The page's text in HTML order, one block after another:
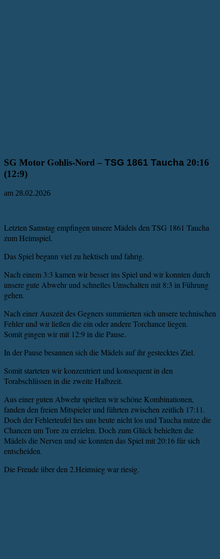
SG Motor Gohlis-Nord – TSG 1861 Taucha 20:16
(12:9)
am 28.02.2026
Letzten Samstag empfingen unsere Mädels den TSG 1861 Taucha
zum Heimspiel.
Das Spiel begann viel zu hektisch und fahrig.
Nach einem 3:3 kamen wir besser ins Spiel und wir konnten durch
unsere gute Abwehr und schnelles Umschalten mit 8:3 in Führung
gehen.
Nach einer Auszeit des Gegners summierten sich unsere technischen
Fehler und wir ließen die ein oder andere Torchance liegen.
Somit gingen wir mit 12:9 in die Pause.
In der Pause besannen sich die Mädels auf ihr gestecktes Ziel.
Somit starteten wir konzentriert und konsequent in den
Torabschlüssen in die zweite Halbzeit.
Aus einer guten Abwehr spielten wir schöne Kombinationen,
fanden den freien Mitspieler und führten zwischen zeitlich 17:11.
Doch der Fehlerteufel lies uns heute nicht los und Taucha nutze die
Chancen um Tore zu erzielen. Doch zum Glück behielten die
Mädels die Nerven und sie konnten das Spiel mit 20:16 für sich
entscheiden.
Die Freude über den 2.Heimsieg war riesig.